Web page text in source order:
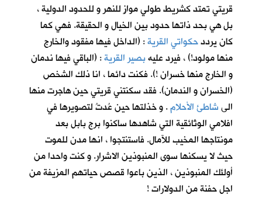
قريتي تمتد كشريط طولي موازٍ للنهر و للحدود الدولية ،
بل هي بحد ذاتها حدود بين الخيال و الحقيقة. فهي كما
كان يرددحكواتي القرية: (الداخل فيها مفقود والخارج
منها مولود!) ، فيرد عليهبصير القرية: (الباقي فيها ندمان
و الخارج منها خسران !). فكنت دائما ، انا ذلك الشخص
(الخسران و الندمان). فقد سكنتني قريتي حين هاجرت منها
الىشاطئ الأحلام. و خذلتها حين عُدتُ لتصويرها في
افلامي الوثائقية التي شاهدها ساكنوا برج بابل بعد
مونتاجها المخيب للآمال. فاستنتجوا ، انها مدن للموت
حيث لا يسكنها سوى المنبوذين الاشرار. و كنت واحدا من
أولئك المنبوذين ، الذين باعوا قصص حياتهم المزيفة من
اجل حفنة من الدولارات !